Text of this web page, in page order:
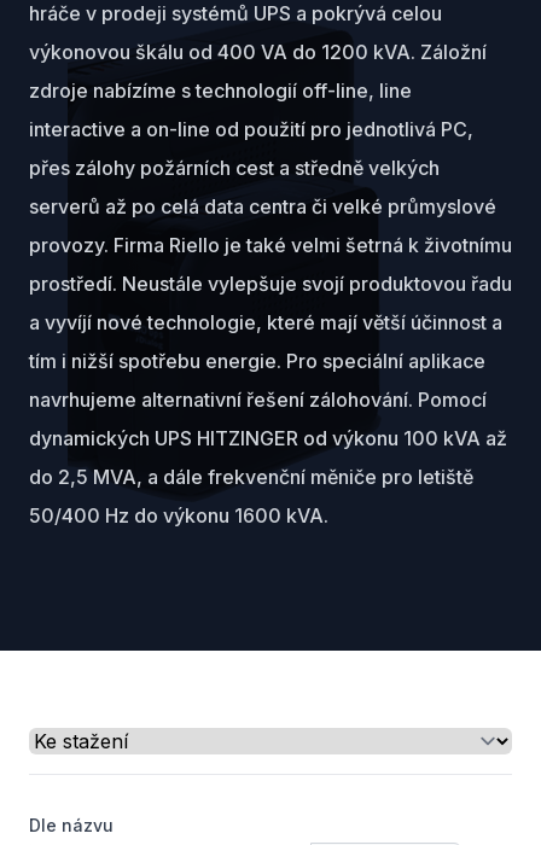
hráče v prodeji systémů UPS a pokrývá celou
výkonovou škálu od 400 VA do 1200 kVA. Záložní
zdroje nabízíme s technologií off-line, line
interactive a on-line od použití pro jednotlivá PC,
přes zálohy požárních cest a středně velkých
serverů až po celá data centra či velké průmyslové
provozy. Firma Riello je také velmi šetrná k životnímu
prostředí. Neustále vylepšuje svojí produktovou řadu
a vyvíjí nové technologie, které mají větší účinnost a
tím i nižší spotřebu energie. Pro speciální aplikace
navrhujeme alternativní řešení zálohování. Pomocí
dynamických UPS HITZINGER od výkonu 100 kVA až
do 2,5 MVA, a dále frekvenční měniče pro letiště
50/400 Hz do výkonu 1600 kVA.
Select a tab
Dle názvu